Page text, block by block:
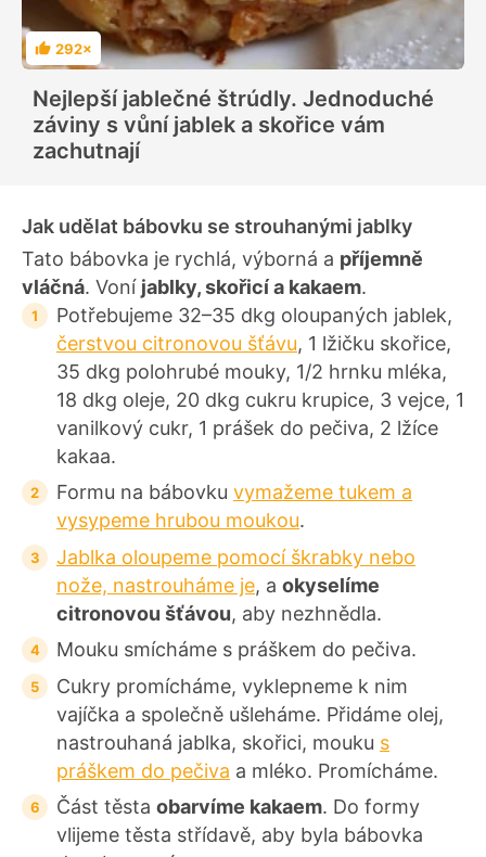
H
o
n
o
c
n
292×
Nejlepší jablečné štrúdly. Jednoduché
záviny s vůní jablek a skořice vám
zachutnají
Jak udělat bábovku se strouhanými jablky
Tato bábovka je rychlá, výborná a příjemně
vláčná. Voní jablky, skořicí a kakaem.
Potřebujeme 32–35 dkg oloupaných jablek,
čerstvou citronovou šťávu, 1 lžičku skořice,
35 dkg polohrubé mouky, 1/2 hrnku mléka,
18 dkg oleje, 20 dkg cukru krupice, 3 vejce, 1
vanilkový cukr, 1 prášek do pečiva, 2 lžíce
kakaa.
Formu na bábovku vymažeme tukem a
vysypeme hrubou moukou.
Jablka oloupeme pomocí škrabky nebo
nože, nastrouháme je, a okyselíme
citronovou šťávou, aby nezhnědla.
Mouku smícháme s práškem do pečiva.
Cukry promícháme, vyklepneme k nim
vajíčka a společně ušleháme. Přidáme olej,
nastrouhaná jablka, skořici, mouku s
práškem do pečiva a mléko. Promícháme.
Část těsta obarvíme kakaem. Do formy
vlijeme těsta střídavě, aby byla bábovka